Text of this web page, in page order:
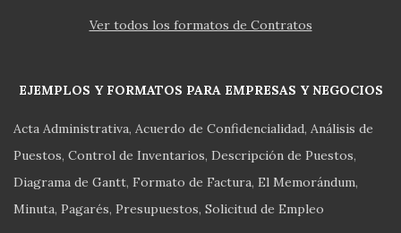
Ver todos los formatos de Contratos
EJEMPLOS Y FORMATOS PARA EMPRESAS Y NEGOCIOS
Acta Administrativa Acuerdo de Confidencialidad Análisis de
Puestos Control de Inventarios Descripción de Puestos
Diagrama de Gantt Formato de Factura El Memorándum
Minuta Pagarés Presupuestos Solicitud de Empleo